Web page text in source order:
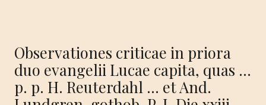
Observationes criticae in priora
duo evangelii Lucae capita, quas …
p. p. H. Reuterdahl … et And.